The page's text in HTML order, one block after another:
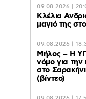
09.08.2026 |
Κλέλια
μαγιό της
09.08.2026 |
Μήλος – Η
νόμο για την
στο
(βίντεο)